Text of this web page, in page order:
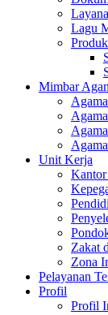
Lagu
Mimbar
Unit Kerja
Kantor
Zakat
Zona
Pelayanan
Profil
Profil